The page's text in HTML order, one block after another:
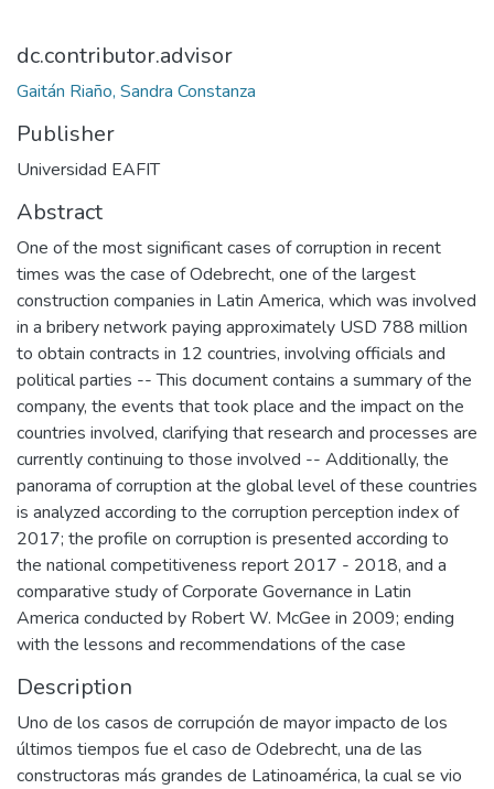
dc.contributor.advisor
Gaitán Riaño, Sandra Constanza
Publisher
Universidad EAFIT
Abstract
One of the most significant cases of corruption in recent
times was the case of Odebrecht, one of the largest
construction companies in Latin America, which was involved
in a bribery network paying approximately USD 788 million
to obtain contracts in 12 countries, involving officials and
political parties -- This document contains a summary of the
company, the events that took place and the impact on the
countries involved, clarifying that research and processes are
currently continuing to those involved -- Additionally, the
panorama of corruption at the global level of these countries
is analyzed according to the corruption perception index of
2017; the profile on corruption is presented according to
the national competitiveness report 2017 - 2018, and a
comparative study of Corporate Governance in Latin
America conducted by Robert W. McGee in 2009; ending
with the lessons and recommendations of the case
Description
Uno de los casos de corrupción de mayor impacto de los
últimos tiempos fue el caso de Odebrecht, una de las
constructoras más grandes de Latinoamérica, la cual se vio